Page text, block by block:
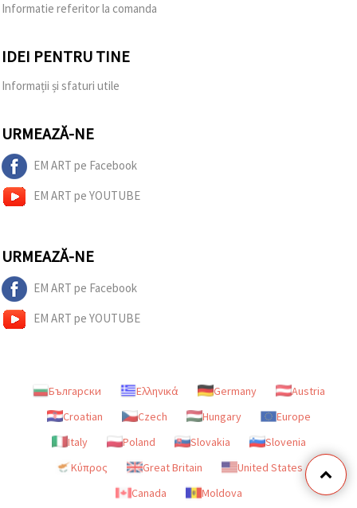
Informatie referitor la comanda
IDEI PENTRU TINE
Informații și sfaturi utile
URMEAZĂ-NE
EM ART pe Facebook
EM ART pe YOUTUBE
URMEAZĂ-NE
EM ART pe Facebook
EM ART pe YOUTUBE
Български Ελληνικά Germany
Austria
Croatian
Czech Hungary
Europe
Italy
Poland Slovakia
Slovenia
Κύπρος
Great Britain
United States
Canada
Moldova